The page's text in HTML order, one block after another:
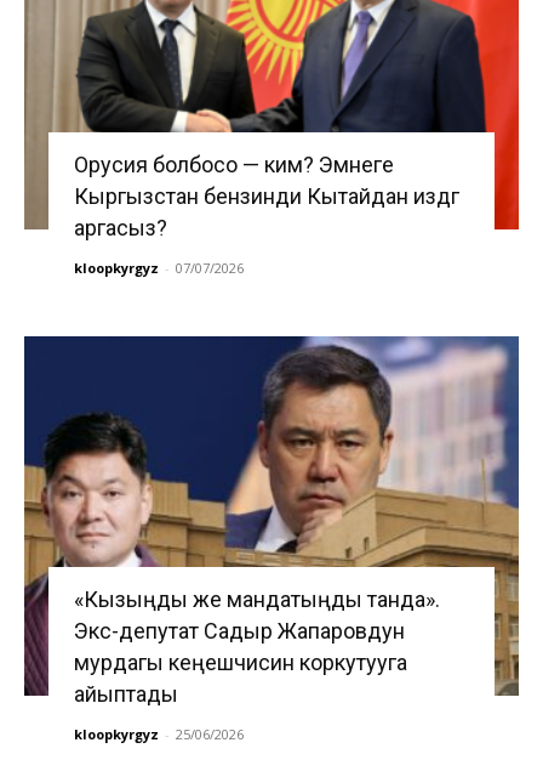
Орусия болбосо — ким? Эмнеге
Кыргызстан бензинди Кытайдан издөөгө
аргасыз?
kloopkyrgyz - 07/07/2026
«Кызыңды же мандатыңды танда».
Экс-депутат Садыр Жапаровдун
мурдагы кеңешчисин коркутууга
айыптады
kloopkyrgyz - 25/06/2026